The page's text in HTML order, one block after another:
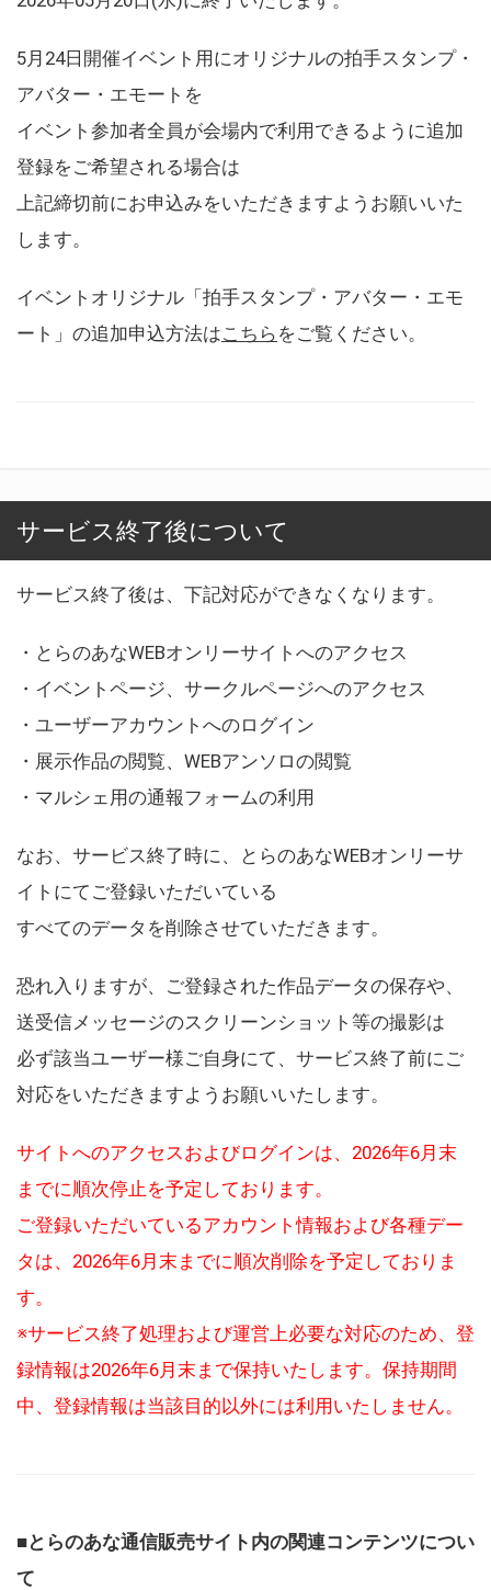
5月24日開催イベント用にオリジナルの拍手スタンプ・
アバター・エモートを
イベント参加者全員が会場内で利用できるように追加
登録をご希望される場合は
上記締切前にお申込みをいただきますようお願いいた
します。
イベントオリジナル「拍手スタンプ・アバター・エモ
ート」の追加申込方法はこちら をご覧ください。
サービス終了後について
サービス終了後は、下記対応ができなくなります。
・とらのあなWEBオンリーサイトへのアクセス
・イベントページ、サークルページへのアクセス
・ユーザーアカウントへのログイン
・展示作品の閲覧、WEBアンソロの閲覧
・マルシェ用の通報フォームの利用
なお、サービス終了時に、とらのあなWEBオンリーサ
イトにてご登録いただいている
すべてのデータを削除させていただきます。
恐れ入りますが、ご登録された作品データの保存や、
送受信メッセージのスクリーンショット等の撮影は
必ず該当ユーザー様ご自身にて、サービス終了前にご
対応をいただきますようお願いいたします。
サイトへのアクセスおよびログインは、2026年6月末
までに順次停止を予定しております。
ご登録いただいているアカウント情報および各種デー
タは、2026年6月末までに順次削除を予定しておりま
す。
※サービス終了処理および運営上必要な対応のため、登
録情報は2026年6月末まで保持いたします。保持期間
中、登録情報は当該目的以外には利用いたしません。
■とらのあな通信販売サイト内の関連コンテンツについ
て